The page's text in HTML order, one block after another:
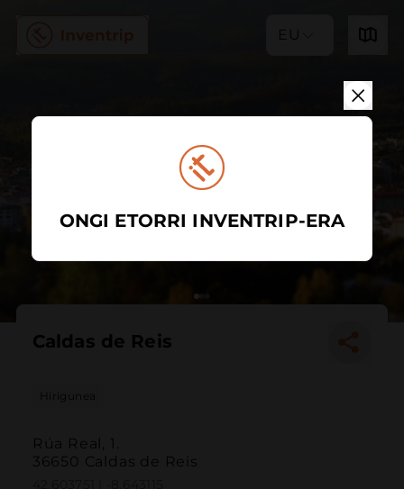
EU
Caldas de Reis
Hirigunea
Rúa Real, 1.
36650 Caldas de Reis
ONGI ETORRI INVENTRIP-ERA